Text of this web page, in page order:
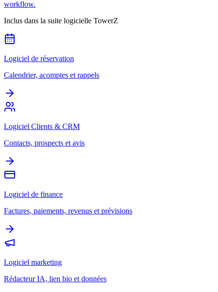
workflow.
Inclus dans la suite logicielle TowerZ
Logiciel de réservation
Calendrier, acomptes et rappels
Logiciel Clients & CRM
Contacts, prospects et avis
Logiciel de finance
Factures, paiements, revenus et prévisions
Logiciel marketing
Rédacteur IA, lien bio et données